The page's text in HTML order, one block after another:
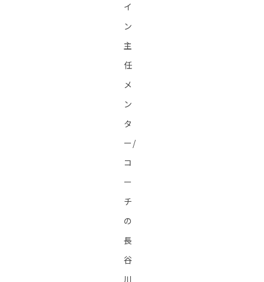
イ
ン
主
任
メ
ン
タ
ー/
コ
ー
チ
の
長
谷
川